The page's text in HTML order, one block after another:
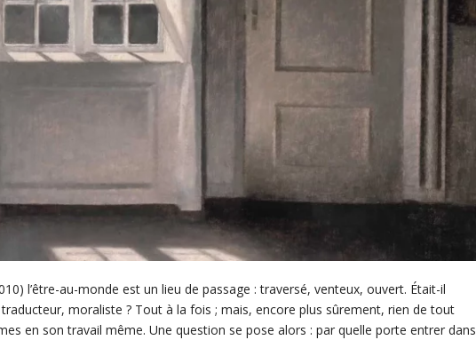
l’être-au-monde est un lieu de passage : traversé, venteux, ouvert. Était-il
moraliste ? Tout à la fois ; mais, encore plus sûrement, rien de tout
en son travail même. Une question se pose alors : par quelle porte entrer dans